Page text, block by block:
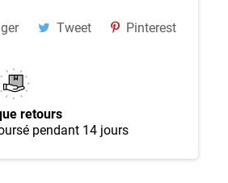
Tweet Pinterest
retours
pendant 14 jours